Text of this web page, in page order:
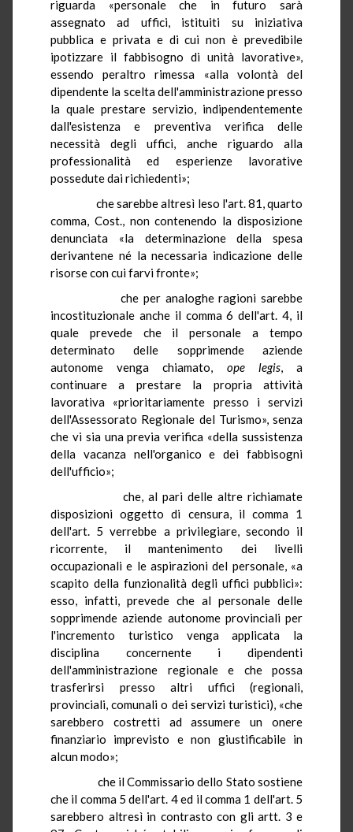
riguarda «personale che in futuro sarà
assegnato ad uffici, istituiti su iniziativa
pubblica e privata e di cui non è prevedibile
ipotizzare il fabbisogno di unità lavorative»,
essendo peraltro rimessa «alla volontà del
dipendente la scelta dell'amministrazione presso
la quale prestare servizio, indipendentemente
dall'esistenza e preventiva verifica delle
necessità degli uffici, anche riguardo alla
professionalità ed esperienze lavorative
possedute dai richiedenti»;
che sarebbe altresì leso l'art. 81, quarto
comma, Cost., non contenendo la disposizione
denunciata «la determinazione della spesa
derivantene né la necessaria indicazione delle
risorse con cui farvi fronte»;
che per analoghe ragioni sarebbe
incostituzionale anche il comma 6 dell'art. 4, il
quale prevede che il personale a tempo
determinato delle sopprimende aziende
autonome venga chiamato, opelegis, a
continuare a prestare la propria attività
lavorativa «prioritariamente presso i servizi
dell'Assessorato Regionale del Turismo», senza
che vi sia una previa verifica «della sussistenza
della vacanza nell'organico e dei fabbisogni
dell'ufficio»;
che, al pari delle altre richiamate
disposizioni oggetto di censura, il comma 1
dell'art. 5 verrebbe a privilegiare, secondo il
ricorrente, il mantenimento dei livelli
occupazionali e le aspirazioni del personale, «a
scapito della funzionalità degli uffici pubblici»:
esso, infatti, prevede che al personale delle
sopprimende aziende autonome provinciali per
l'incremento turistico venga applicata la
disciplina concernente i dipendenti
dell'amministrazione regionale e che possa
trasferirsi presso altri uffici (regionali,
provinciali, comunali o dei servizi turistici), «che
sarebbero costretti ad assumere un onere
finanziario imprevisto e non giustificabile in
alcun modo»;
che il Commissario dello Stato sostiene
che il comma 5 dell'art. 4 ed il comma 1 dell'art. 5
sarebbero altresì in contrasto con gli artt. 3 e